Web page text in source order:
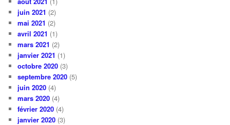
juin 2021 (2)
mai 2021 (2)
avril 2021 (1)
mars 2021 (2)
janvier 2021 (1)
octobre 2020 (3)
septembre 2020 (5)
juin 2020 (4)
mars 2020 (4)
février 2020 (4)
janvier 2020 (3)